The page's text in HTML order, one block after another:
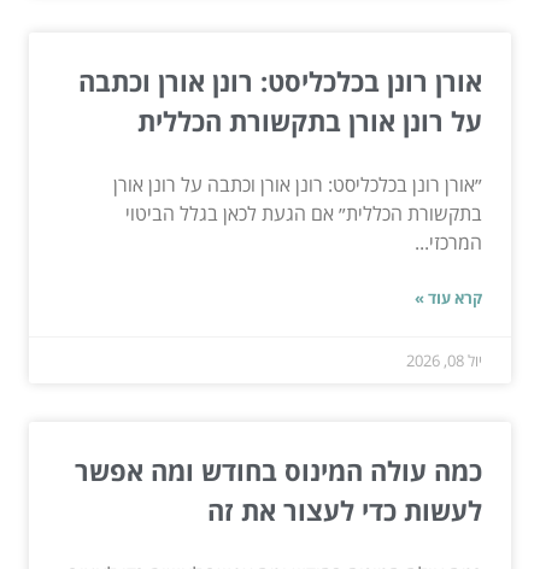
אורן רונן בכלכליסט: רונן אורן וכתבה
על רונן אורן בתקשורת הכללית
״אורן רונן בכלכליסט: רונן אורן וכתבה על רונן אורן
בתקשורת הכללית״ אם הגעת לכאן בגלל הביטוי
המרכזי...
קרא עוד »
יול 08, 2026
כמה עולה המינוס בחודש ומה אפשר
לעשות כדי לעצור את זה